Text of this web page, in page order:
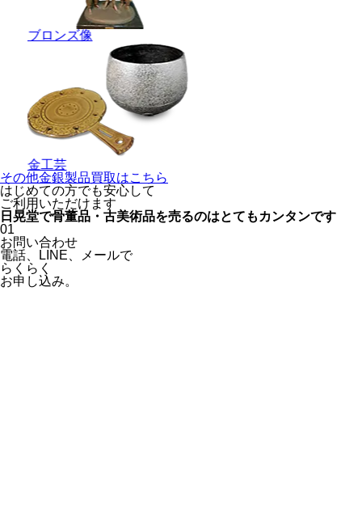
ブロンズ像
金工芸
その他金銀製品買取はこちら
はじめての方でも安心して
ご利用いただけます
日晃堂で骨董品・古美術品を売るのはとても カンタンです
01
お問い合わせ
電話、
LINE、
メールで
らくらく
お申し込み。